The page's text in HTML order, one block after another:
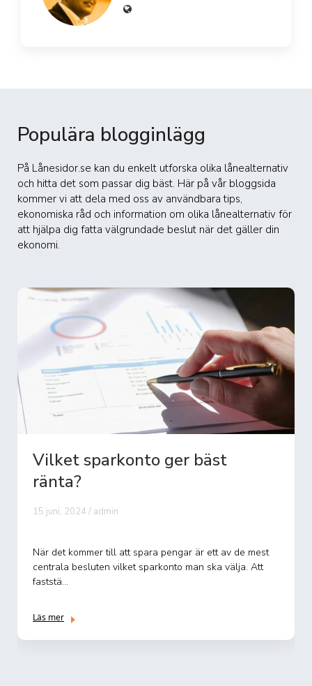
Populära blogginlägg
På Lånesidor.se kan du enkelt utforska olika lånealternativ
och hitta det som passar dig bäst. Här på vår bloggsida
kommer vi att dela med oss av användbara tips,
ekonomiska råd och information om olika lånealternativ för
att hjälpa dig fatta välgrundade beslut när det gäller din
ekonomi.
Vilket sparkonto ger bäst
ränta?
15 juni, 2024 / admin
När det kommer till att spara pengar är ett av de mest
centrala besluten vilket sparkonto man ska välja. Att
faststä...
Läs mer